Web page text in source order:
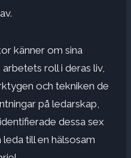
känner om sina
roll i deras liv,
och tekniken de
på ledarskap,
dessa sex
till en hälsosam